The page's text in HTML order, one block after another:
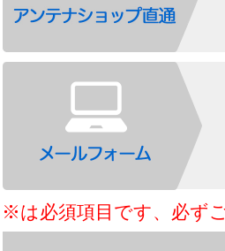
※は必須項目です、必ず